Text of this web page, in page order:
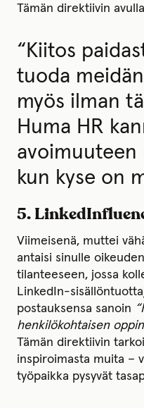
Tämän direktiivin
“Kiitos
tuoda
myös ilman
Huma HR
avoimuuteen
kun kyse on
5.
Viimeisenä, muttei
antaisi sinulle
tilanteeseen, jossa
LinkedIn-
postauksensa sanoin
henkilökohtaisen
Tämän direktiivin
inspiroimasta muita –
työpaikka pysyvät